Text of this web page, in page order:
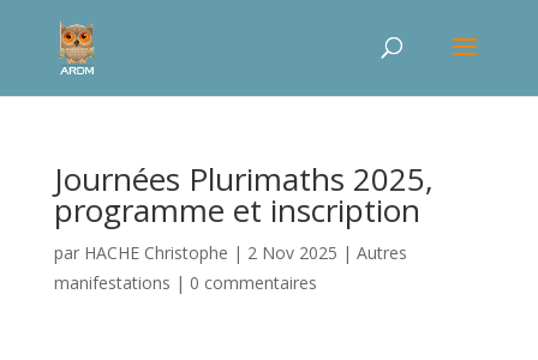
Journées Plurimaths 2025,
programme et inscription
par HACHE Christophe | 2 Nov 2025 | Autres
manifestations | 0 commentaires